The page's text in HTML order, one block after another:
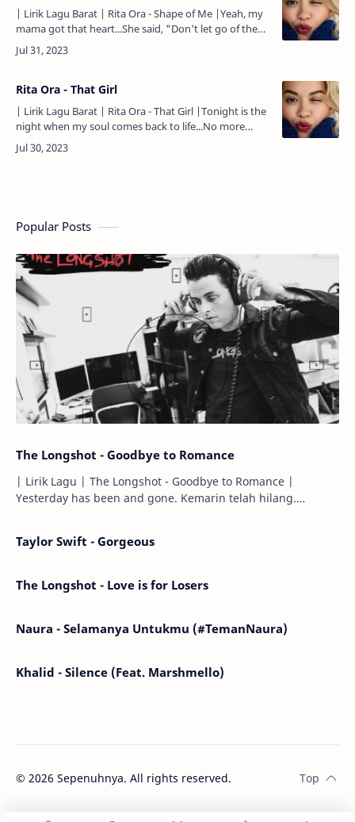
| Lirik Lagu Barat | Rita Ora - Shape of Me |Yeah, my
mama got that heart...She said, "Don't let go of the
parts...That keep you younger...Keep you
younger"...So, I broke that…
Rita Ora - That Girl
| Lirik Lagu Barat | Rita Ora - That Girl |Tonight is the
night when my soul comes back to life...No more
fears, only glitter in my eyes...Diamond tears all in
streams baby, j…
Popular Posts
The Longshot - Goodbye to Romance
| Lirik Lagu | The Longshot - Goodbye to Romance |
Yesterday has been and gone. Kemarin telah hilang.
Taylor Swift - Gorgeous
The Longshot - Love is for Losers
Naura - Selamanya Untukmu (#TemanNaura)
Khalid - Silence (Feat. Marshmello)
© 2026 Sepenuhnya. All rights reserved.